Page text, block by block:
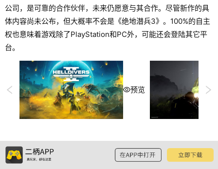
公司，是可靠的合作伙伴，未来仍愿意与其合作。尽管新作的具
体内容尚未公布，但大概率不会是《绝地潜兵3》。100%的自主
权也意味着游戏除了PlayStation和PC外，可能还会登陆其它平
台。
预览